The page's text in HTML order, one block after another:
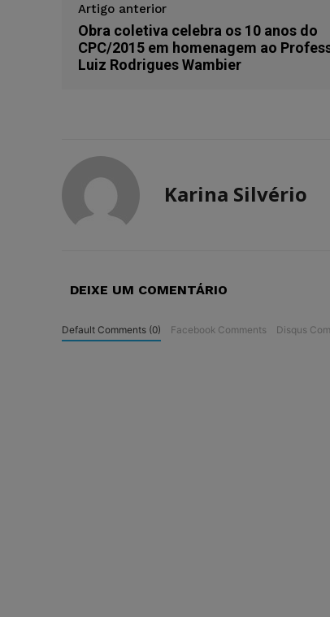
Artigo anterior
Obra coletiva celebra os 10 anos do
CPC/2015 em homenagem ao
Luiz Rodrigues Wambier
Karina Silvério
DEIXE UM COMENTÁRIO
Default Comments (0) Facebook Comments Disqus